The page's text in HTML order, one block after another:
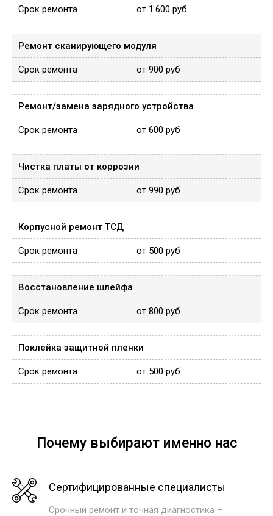
от 1.600 руб
Ремонт сканирующего модуля
от 900 руб
Ремонт/замена зарядного устройства
от 600 руб
Чистка платы от коррозии
от 990 руб
Корпусной ремонт ТСД
от 500 руб
Восстановление шлейфа
от 800 руб
Поклейка защитной пленки
от 500 руб
Почему выбирают именно нас
Сертифицированные специалисты
Срочный ремонт и точная диагностика –